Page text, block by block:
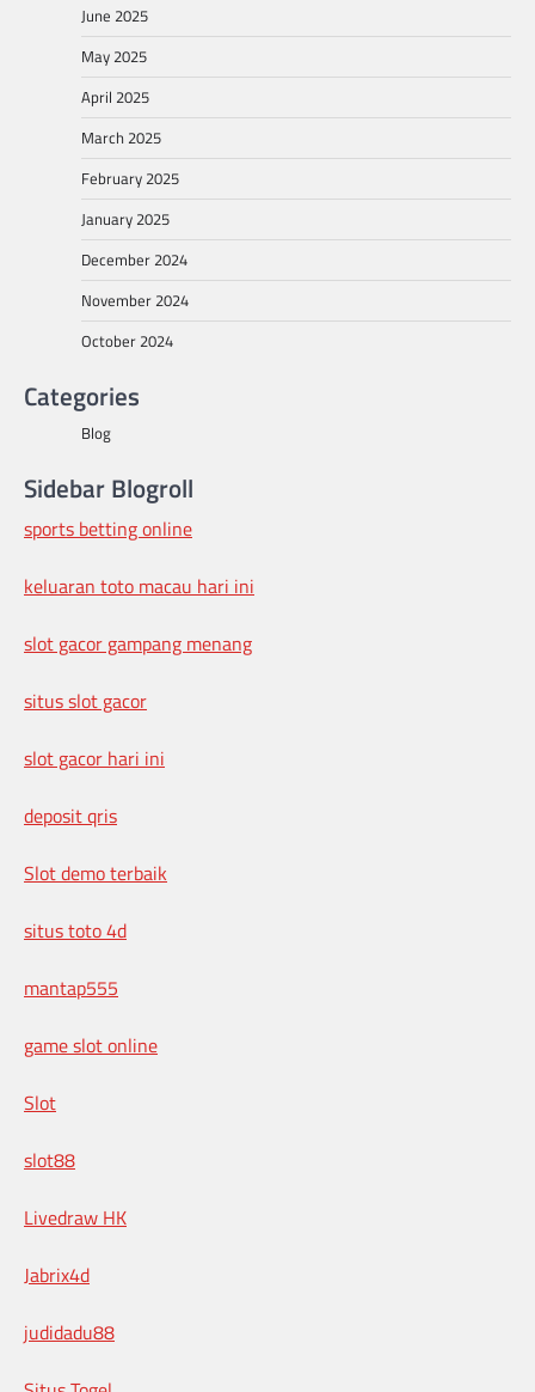
June 2025
May 2025
April 2025
March 2025
February 2025
January 2025
December 2024
November 2024
October 2024
Categories
Blog
Sidebar Blogroll
sports betting online
keluaran toto macau hari ini
slot gacor gampang menang
situs slot gacor
slot gacor hari ini
deposit qris
Slot demo terbaik
situs toto 4d
mantap555
game slot online
Slot
slot88
Livedraw HK
Jabrix4d
judidadu88